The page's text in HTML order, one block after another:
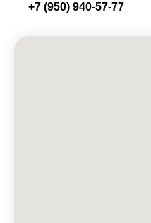
+7 (950) 940-57-77